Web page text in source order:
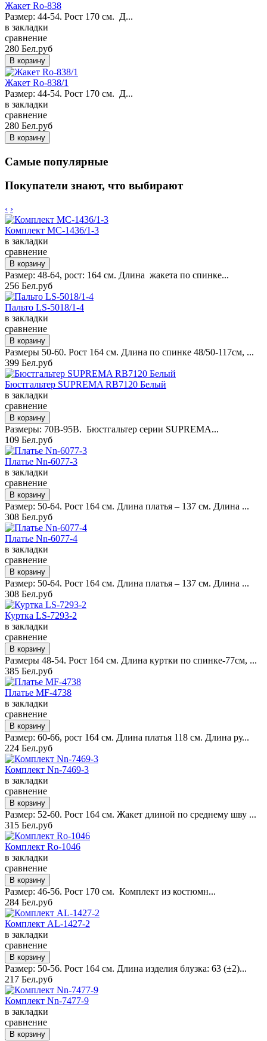
Жакет Ro-838
Размер: 44-54. Рост 170 см. Д...
в закладки
сравнение
280 Бел.руб
Жакет Ro-838/1
Размер: 44-54. Рост 170 см. Д...
в закладки
сравнение
280 Бел.руб
Самые популярные
Покупатели знают, что выбирают
‹ ›
Комплект MC-1436/1-3
в закладки
сравнение
Размер: 48-64, рост: 164 см. Длина жакета по спинке...
256 Бел.руб
Пальто LS-5018/1-4
в закладки
сравнение
Размеры 50-60. Рост 164 см. Длина по спинке 48/50-117см, ...
399 Бел.руб
Бюстгальтер SUPREMA RB7120 Белый
в закладки
сравнение
Размеры: 70B-95B. Бюстгальтер серии SUPREMA...
109 Бел.руб
Платье Nn-6077-3
в закладки
сравнение
Размер: 50-64. Рост 164 см. Длина платья – 137 см. Длина ...
308 Бел.руб
Платье Nn-6077-4
в закладки
сравнение
Размер: 50-64. Рост 164 см. Длина платья – 137 см. Длина ...
308 Бел.руб
Куртка LS-7293-2
в закладки
сравнение
Размеры 48-54. Рост 164 см. Длина куртки по спинке-77см, ...
385 Бел.руб
Платье MF-4738
в закладки
сравнение
Размер: 60-66, рост 164 см. Длина платья 118 см. Длина ру...
224 Бел.руб
Комплект Nn-7469-3
в закладки
сравнение
Размер: 52-60. Рост 164 см. Жакет длиной по среднему шву ...
315 Бел.руб
Комплект Ro-1046
в закладки
сравнение
Размер: 46-56. Рост 170 см. Комплект из костюмн...
284 Бел.руб
Комплект AL-1427-2
в закладки
сравнение
Размер: 50-56. Рост 164 см. Длина изделия блузка: 63 (±2)...
217 Бел.руб
Комплект Nn-7477-9
в закладки
сравнение